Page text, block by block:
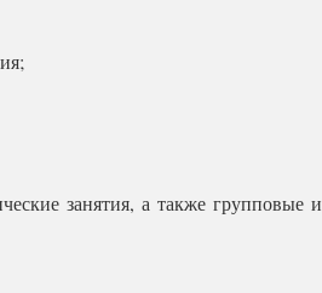
занятия, а также групповые и